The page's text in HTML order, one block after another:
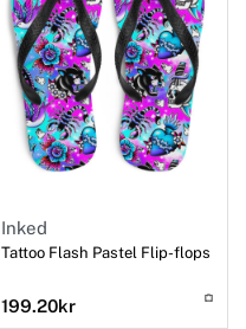
Inked
Tattoo Flash Pastel Flip-flops
199.20kr